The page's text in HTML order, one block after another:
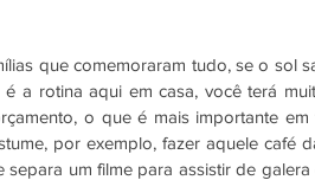
que comemoraram tudo, se o sol
a rotina aqui em casa, você terá
o que é mais importante em
por exemplo, fazer aquele café
um filme para assistir de